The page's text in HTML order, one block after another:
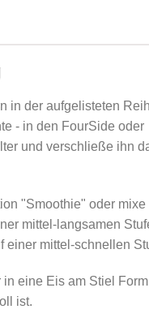
in der aufgelisteten
- in den FourSide oder
und verschließe ihn
"Smoothie" oder mixe
mittel-langsamen
einer mittel-schnellen
eine Eis am Stiel
ist.